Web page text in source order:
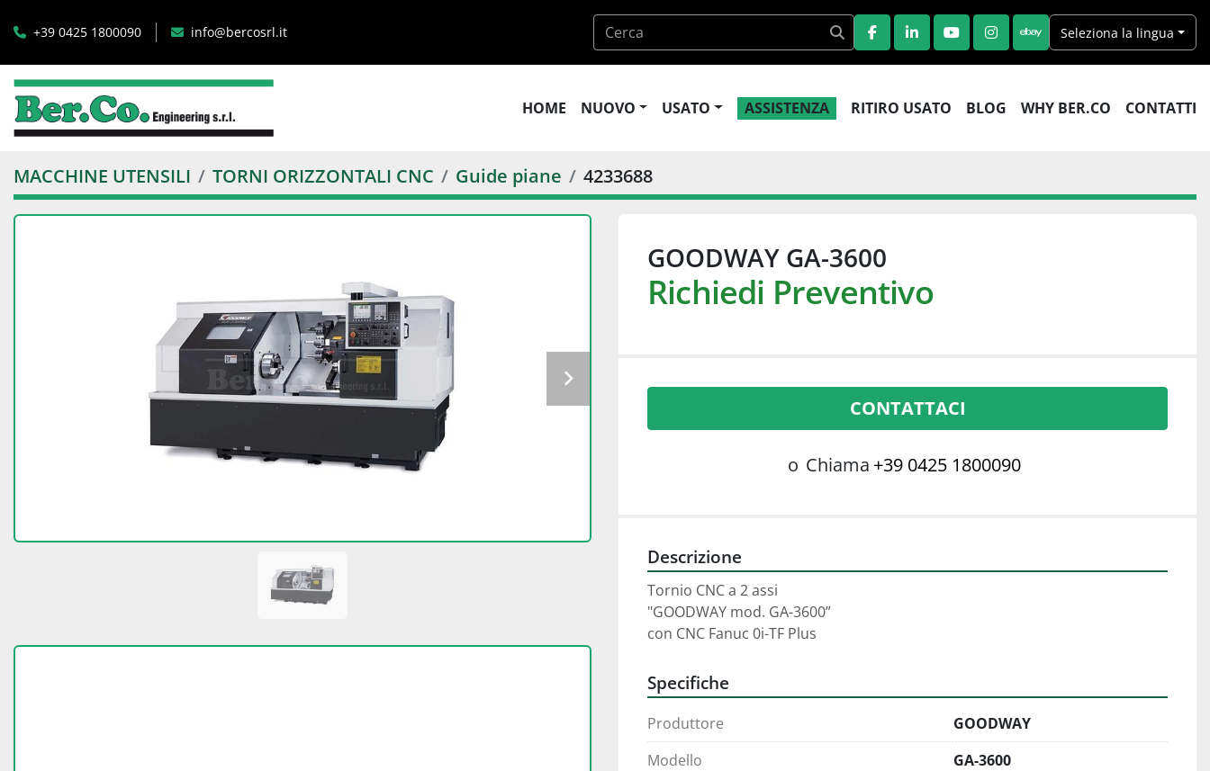
+39 0425 1800090 info@bercosrl.it FACEBOOK
LINKEDINYOUTUBEINSTAGRAM
EBAYSeleziona la lingua
HOME NUOVO USATO ASSISTENZA RITIRO USATO BLOG WHY BER.CO CONTATTI
MACCHINE UTENSILI TORNI ORIZZONTALI CNC Guide piane 4233688
GOODWAY GA-3600
Richiedi Preventivo
CONTATTACI
o Chiama +39 0425 1800090
Descrizione
Tornio CNC a 2 assi
"GOODWAY mod. GA-3600”
con CNC Fanuc 0i-TF Plus
Specifiche
Produttore
GOODWAY
Modello
GA-3600